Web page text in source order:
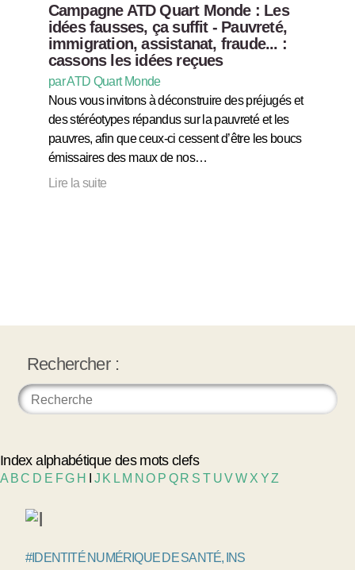
Campagne ATD Quart Monde : Les
idées fausses, ça suffit - Pauvreté,
immigration, assistanat, fraude... :
cassons les idées reçues
par ATD Quart Monde
Nous vous invitons à déconstruire des préjugés et
des stéréotypes répandus sur la pauvreté et les
pauvres, afin que ceux-ci cessent d’être les boucs
émissaires des maux de nos…
Lire la suite
Rechercher :
Index alphabétique des mots clefs
A BC D E FG H J K L M NO P Q R S T UVW X YZ
#IDENTITÉ NUMÉRIQUE DE SANTÉ, INS